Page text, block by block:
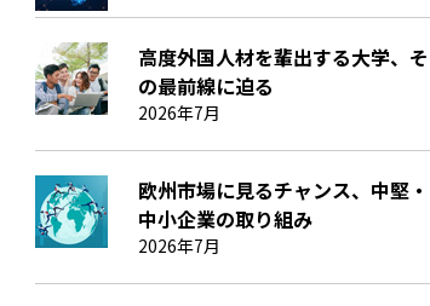
高度外国人材を輩出する大学、そ
の最前線に迫る
2026年7月
欧州市場に見るチャンス、中堅・
中小企業の取り組み
2026年7月